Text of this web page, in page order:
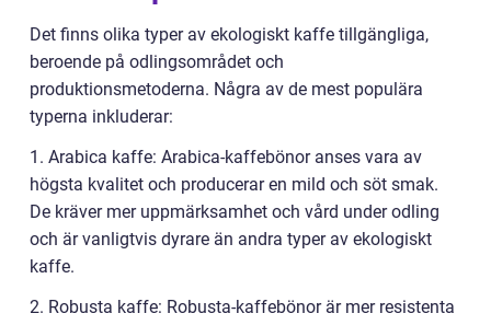
Det finns olika typer av ekologiskt kaffe tillgängliga,
beroende på odlingsområdet och
produktionsmetoderna. Några av de mest populära
typerna inkluderar:
1. Arabica kaffe: Arabica-kaffebönor anses vara av
högsta kvalitet och producerar en mild och söt smak.
De kräver mer uppmärksamhet och vård under odling
och är vanligtvis dyrare än andra typer av ekologiskt
kaffe.
2. Robusta kaffe: Robusta-kaffebönor är mer resistenta